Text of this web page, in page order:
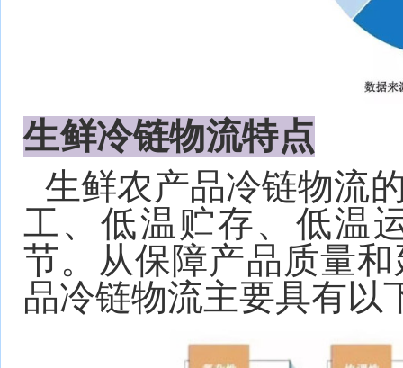
生鲜冷链物流特点
生鲜农产品冷链物流
工、低温贮存、低温
节。从保障产品质量
品冷链物流主要具有以